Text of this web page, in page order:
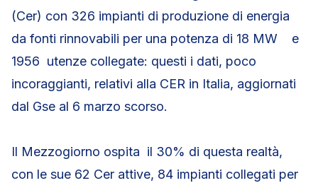
(Cer) con 326 impianti di produzione di energia
da fonti rinnovabili per una potenza di 18 MW e
1956 utenze collegate: questi i dati, poco
incoraggianti, relativi alla CER in Italia, aggiornati
dal Gse al 6 marzo scorso.
Il Mezzogiorno ospita il 30% di questa realtà,
con le sue 62 Cer attive, 84 impianti collegati per